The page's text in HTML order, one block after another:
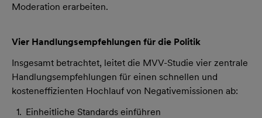
Moderation erarbeiten.
Vier Handlungsempfehlungen für die Politik
Insgesamt betrachtet, leitet die MVV-Studie vier zentrale
Handlungsempfehlungen für einen schnellen und
kosteneffizienten Hochlauf von Negativemissionen ab:
Einheitliche Standards einführen